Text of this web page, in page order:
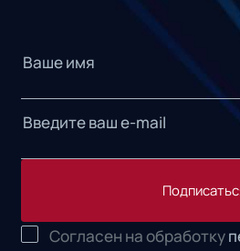
Согласен на обработку